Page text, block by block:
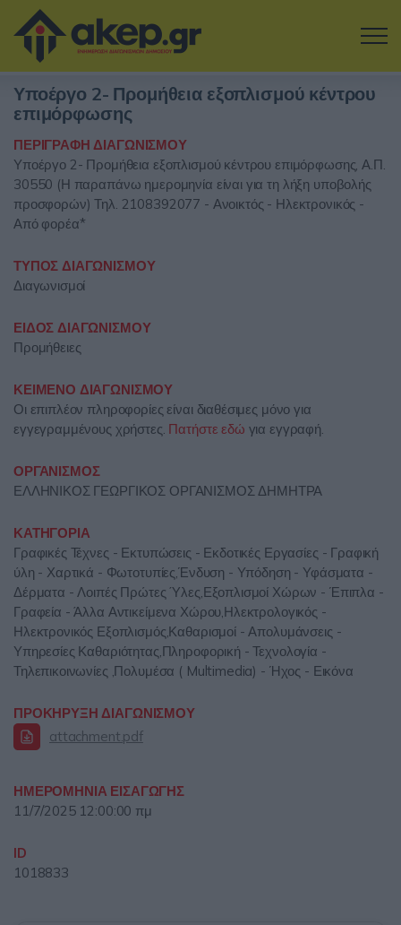
Μετάβαση στο κύριο περιεχόμενο
Η εταιρία
Αναζήτηση Διαγωνισμών
Δοκιμάστε την Υπηρεσία
Σύνδεση
Είσοδος
Υποέργο 2- Προμήθεια εξοπλισμού κέντρου
επιμόρφωσης
ΠΕΡΙΓΡΑΦΗ ΔΙΑΓΩΝΙΣΜΟΥ
Υποέργο 2- Προμήθεια εξοπλισμού κέντρου επιμόρφωσης, Α.Π.
30550 (Η παραπάνω ημερομηνία είναι για τη λήξη υποβολής
προσφορών) Τηλ. 2108392077 - Ανοικτός - Ηλεκτρονικός -
Από φορέα*
ΤΥΠΟΣ ΔΙΑΓΩΝΙΣΜΟΥ
Διαγωνισμοί
ΕΙΔΟΣ ΔΙΑΓΩΝΙΣΜΟΥ
Προμήθειες
ΚΕΙΜΕΝΟ ΔΙΑΓΩΝΙΣΜΟΥ
Οι επιπλέον πληροφορίες είναι διαθέσιμες μόνο για
εγγεγραμμένους χρήστες. Πατήστε εδώ για εγγραφή.
ΟΡΓΑΝΙΣΜΟΣ
ΕΛΛΗΝΙΚΟΣ ΓΕΩΡΓΙΚΟΣ ΟΡΓΑΝΙΣΜΟΣ ΔΗΜΗΤΡΑ
ΚΑΤΗΓΟΡΙΑ
Γραφικές Τέχνες - Εκτυπώσεις - Εκδοτικές Εργασίες - Γραφική
ύλη - Χαρτικά - Φωτοτυπίες,Ένδυση - Υπόδηση - Υφάσματα -
Δέρματα - Λοιπές Πρώτες Ύλες,Εξοπλισμοί Χώρων - Έπιπλα -
Γραφεία - Άλλα Αντικείμενα Χώρου,Ηλεκτρολογικός -
Ηλεκτρονικός Εξοπλισμός,Καθαρισμοί - Απολυμάνσεις -
Υπηρεσίες Καθαριότητας,Πληροφορική - Τεχνολογία -
Τηλεπικοινωνίες ,Πολυμέσα ( Multimedia) - Ήχος - Εικόνα
ΠΡΟΚΗΡΥΞΗ ΔΙΑΓΩΝΙΣΜΟΥ
attachment.pdf
ΗΜΕΡΟΜΗΝΙΑ ΕΙΣΑΓΩΓΗΣ
11/7/2025 12:00:00 πμ
ID
1018833